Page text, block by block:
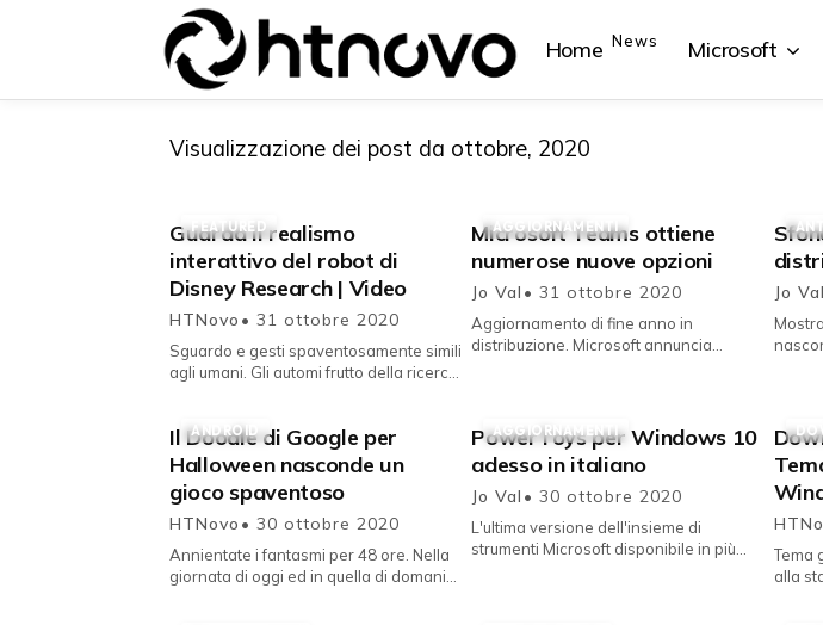
Home News Microsoft
{{POSTS[0].LABEL}}
{{posts[0].title}}
{{POSTS[1].LABEL}}
{{posts[1].title}}
{{POSTS[0].LABEL}}
{{posts[0].title}}
{{POSTS[1].LABEL}}
{{posts[1].title}}
Visualizzazione dei post da ottobre, 2020
FEATURED
Guarda il realismo
interattivo del robot di
Disney Research | Video
HTNovo• 31 ottobre 2020
Sguardo e gesti spaventosamente simili
agli umani. Gli automi frutto della ricerca
AGGIORNAMENTI
Microsoft Teams ottiene
numerose nuove opzioni
Jo Val• 31 ottobre 2020
Aggiornamento di fine anno in
distribuzione. Microsoft annuncia
Jo
ANDROID
Il Doodle di Google per
Halloween nasconde un
gioco spaventoso
HTNovo• 30 ottobre 2020
Annientate i fantasmi per 48 ore. Nella
giornata di oggi ed in quella di domani
AGGIORNAMENTI
PowerToys per Windows 10
adesso in italiano
Jo Val• 30 ottobre 2020
L'ultima versione dell'insieme di
strumenti Microsoft disponibile in più
Tema
alla